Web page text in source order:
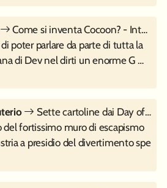
Come si inventa Cocoon? - Intervista a Geometric Interactive
di poter parlare da parte di tutta la
di Dev nel dirti un enorme G …
Sette cartoline dai Day of the Devs 2023
fortissimo muro di escapismo
a presidio del divertimento spe